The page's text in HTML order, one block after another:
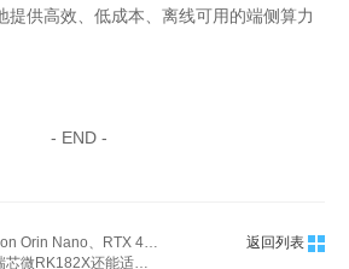
提供高效、低成本、离线可用的端侧算力
- END -
返回列表